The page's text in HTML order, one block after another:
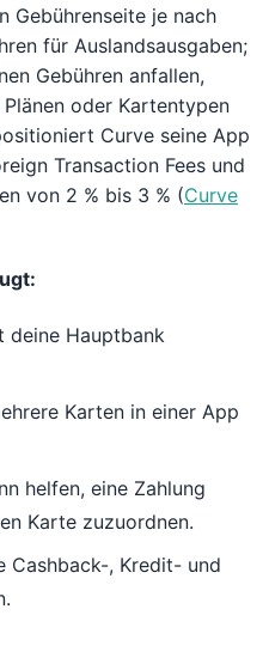
Gebührenseite je nach
für Auslandsausgaben;
Gebühren anfallen,
oder Kartentypen
Curve seine App
Transaction Fees und
von 2 % bis 3 % (Curve
deine Hauptbank
Karten in einer App
helfen, eine Zahlung
Karte zuzuordnen.
Cashback-, Kredit- und